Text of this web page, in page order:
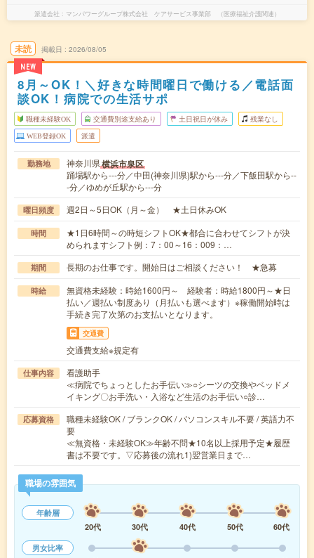
派遣会社 マンパワーグループ株式会社 ケアサービス事業部 （医療福祉介護関連）
未読
NEW
掲載日 2026/08/05
8月～OK！＼好きな時間曜日で働ける／電話面
談OK！病院での生活サポ
職種未経験OK 交通費別途支給あり 土日祝日が休み 残業なし
WEB登録OK 派遣
勤務地 神奈川県横浜市泉区
踊場駅から---分／中田(神奈川県)駅から---分／下飯田駅から--
-分／ゆめが丘駅から---分
曜日頻度 週2日～5日OK（月～金） ★土日休みOK
時間
★1日6時間～の時短シフトOK★都合に合わせてシフトが決
められますシフト例：7：00～16：009：…
期間 長期のお仕事です。開始日はご相談ください！ ★急募
時給
無資格未経験：時給1600円～ 経験者：時給1800円～★日
払い／週払い制度あり（月払いも選べます）※稼働開始時は
手続き完了次第のお支払いとなります。
交通費
交通費支給※規定有
仕事内容
看護助手
≪病院でちょっとしたお手伝い≫○シーツの交換やベッドメ
イキング〇お手洗い・入浴など生活のお手伝い○診…
応募資格
職種未経験OK / ブランクOK / パソコンスキル不要 / 英語力不
要
≪無資格・未経験OK≫年齢不問★10名以上採用予定★履歴
書は不要です。▽応募後の流れ1)翌営業日まで…
職場の雰囲気
年齢層
20代
30代 40代 50代
60代
男女比率